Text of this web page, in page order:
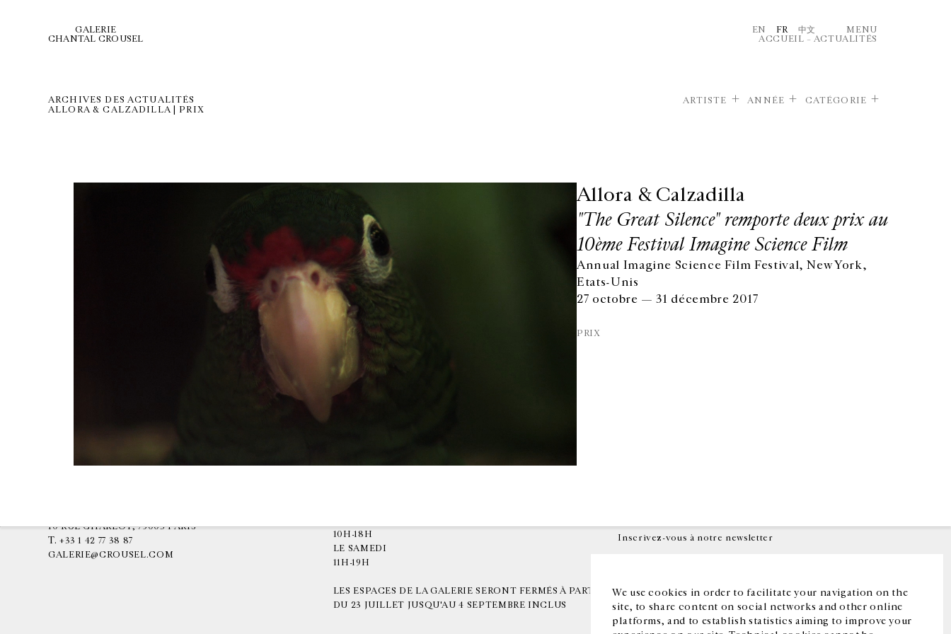
We use cookies in order to facilitate your navigation on the
site, to share content on social networks and other online
platforms, and to establish statistics aiming to improve your
GALERIE
CHANTAL CROUSEL
EN FR 中文
MENU
ACCUEIL – ACTUALITÉS
ARCHIVES DES ACTUALITÉS
ALLORA & CALZADILLA | PRIX
ARTISTE ANNÉE CATÉGORIE
Allora & Calzadilla
"The Great Silence" remporte deux prix au
10ème Festival Imagine Science Film
Annual Imagine Science Film Festival, New York,
Etats-Unis
27 octobre — 31 décembre 2017
PRIX
10 RUE CHARLOT, 75003 PARIS
T. +33 1 42 77 38 87
GALERIE@CROUSEL.COM
10H-18H
LE SAMEDI
11H-19H
LES ESPACES DE LA GALERIE SERONT FERMÉS À PARTIR
DU 23 JUILLET JUSQU'AU 4 SEPTEMBRE INCLUS
Inscrivez-vous à notre newsletter